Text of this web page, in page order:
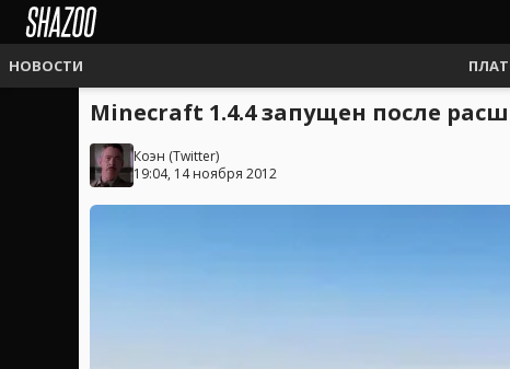
НОВОСТИ
Minecraft 1.4.4 запущен после
Коэн (Twitter)
19:04, 14 ноября 2012